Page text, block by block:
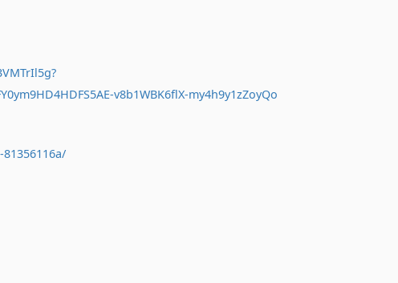
v8b1WBK6flX-my4h9y1zZoyQo